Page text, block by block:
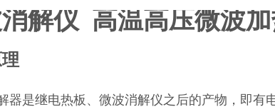
解仪 高温高压微波
器是继电热板、微波消解仪之后的产物，即有